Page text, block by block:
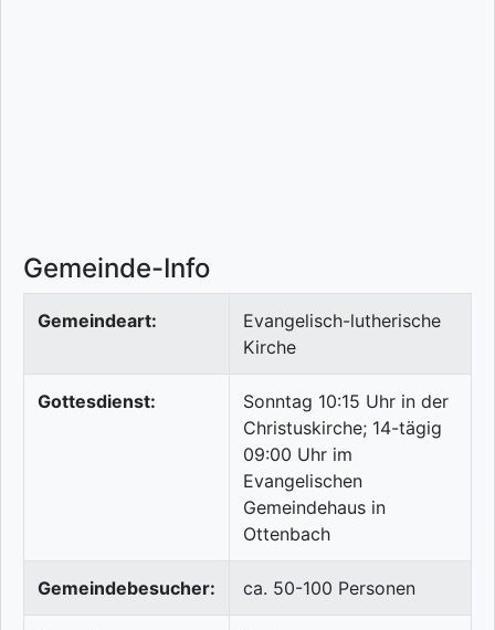
Gemeinde-Info
Gemeindeart:
Evangelisch-lutherische
Kirche
Gottesdienst:
Sonntag 10:15 Uhr in der
Christuskirche; 14-tägig
09:00 Uhr im
Evangelischen
Gemeindehaus in
Ottenbach
Gemeindebesucher: ca. 50-100 Personen